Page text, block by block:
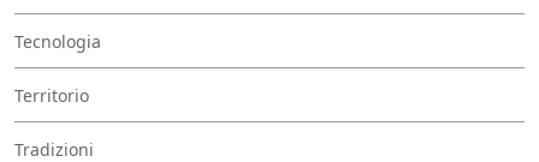
Tecnologia
Territorio
Tradizioni